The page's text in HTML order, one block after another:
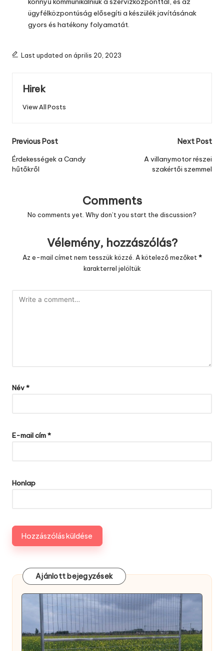
ügyfélközpontúság elősegíti a készülék javításának
gyors és hatékony folyamatát.
Last updated on április 20, 2023
Hirek
View All Posts
Post
navigation
Previous Post
Érdekességek a Candy
hűtőkről
Next Post
A villanymotor részei
szakértői szemmel
Comments
No comments yet. Why don’t you start the discussion?
Vélemény, hozzászólás?
Az e-mail címet nem tesszük közzé. A kötelező mezőket *
karakterrel jelöltük
Név*
E-mail cím*
Honlap
Ajánlott bejegyzések